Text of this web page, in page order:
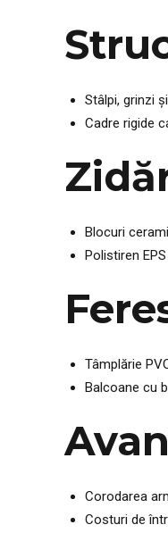
Stâlpi, grinzi
Cadre rigide
Blocuri
Polistiren
Tâmplărie
Balcoane cu
Corodarea
Costuri de